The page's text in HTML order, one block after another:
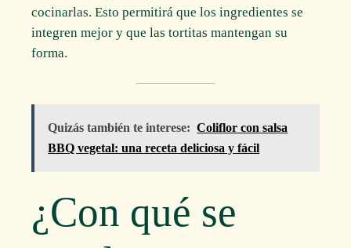
cocinarlas. Esto permitirá que los ingredientes se
integren mejor y que las tortitas mantengan su
forma.
Quizás también te interese: Coliflor con salsa
BBQ vegetal: una receta deliciosa y fácil
¿Con qué se